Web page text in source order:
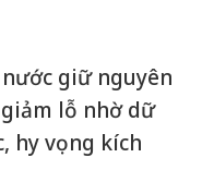
giữ nguyên
lỗ nhờ dữ
hy vọng kích